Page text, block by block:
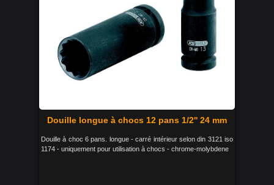
Douille longue à chocs 12 pans 1/2'' 24 mm
Douille à choc 6 pans. longue - carré intérieur selon din 3121 iso
1174 - uniquement pour utilisation à chocs - chrome-molybdene